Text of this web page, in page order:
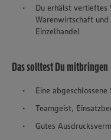
Du erhälst vertieftes
Warenwirtschaft und
Einzelhandel
Das solltest Du mitbringen
Eine
Teamgeist,
Gutes